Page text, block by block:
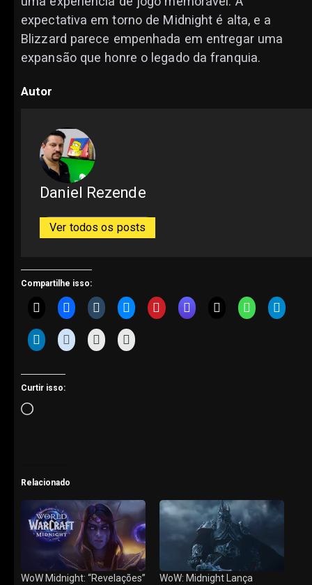
expectativa em torno de Midnight é alta, e a
Blizzard parece empenhada em entregar uma
expansão que honre o legado da franquia.
Autor
Daniel Rezende
Ver todos os posts
Compartilhe isso:
Curtir isso:
Relacionado
WoW Midnight: “Revelações”
WoW: Midnight Lança